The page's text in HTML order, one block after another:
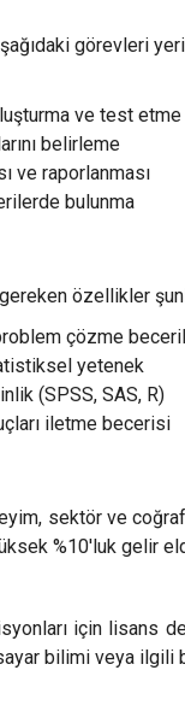
görevleri
ve test etme
belirleme
ve raporlanması
bulunma
özellikler
çözme
yetenek
(SPSS, SAS, R)
iletme becerisi
sektör ve
%10'luk gelir
için lisans
bilimi veya ilgili